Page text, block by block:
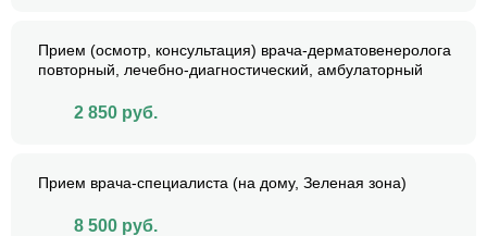
Прием (осмотр, консультация) врача-дерматовенеролога
повторный, лечебно-диагностический, амбулаторный
2 850 руб.
Прием врача-специалиста (на дому, Зеленая зона)
8 500 руб.